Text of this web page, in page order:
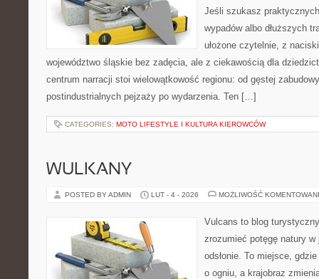
Jeśli szukasz
wypadów albo dłuższych
ułożone czytelnie, z
województwo śląskie bez zadęcia, ale z ciekawością dla
centrum narracji stoi wielowątkowość regionu: od gęstej
postindustrialnych pejzaży po wydarzenia. Ten […]
CATEGORIES: MOTO LIFESTYLE I KULTURA KIEROWCÓW
WULKANY
POSTED BY ADMIN LUT - 4 - 2026 MOŻLIWOŚĆ
Vulcans to blog
zrozumieć potęgę natury
odsłonie. To miejsce,
o ogniu, a krajobraz